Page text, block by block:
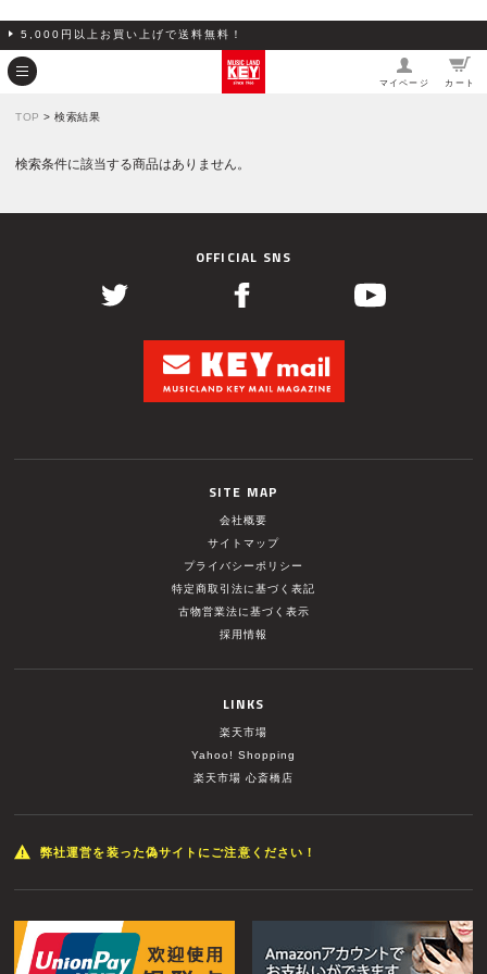
5,000円以上お買い上げで送料無料！
マイページ カート
TOP > 検索結果
検索条件に該当する商品はありません。
OFFICIAL SNS
SITE MAP
会社概要
サイトマップ
プライバシーポリシー
特定商取引法に基づく表記
古物営業法に基づく表示
採用情報
LINKS
楽天市場
Yahoo! Shopping
楽天市場 心斎橋店
弊社運営を装った偽サイトにご注意ください！